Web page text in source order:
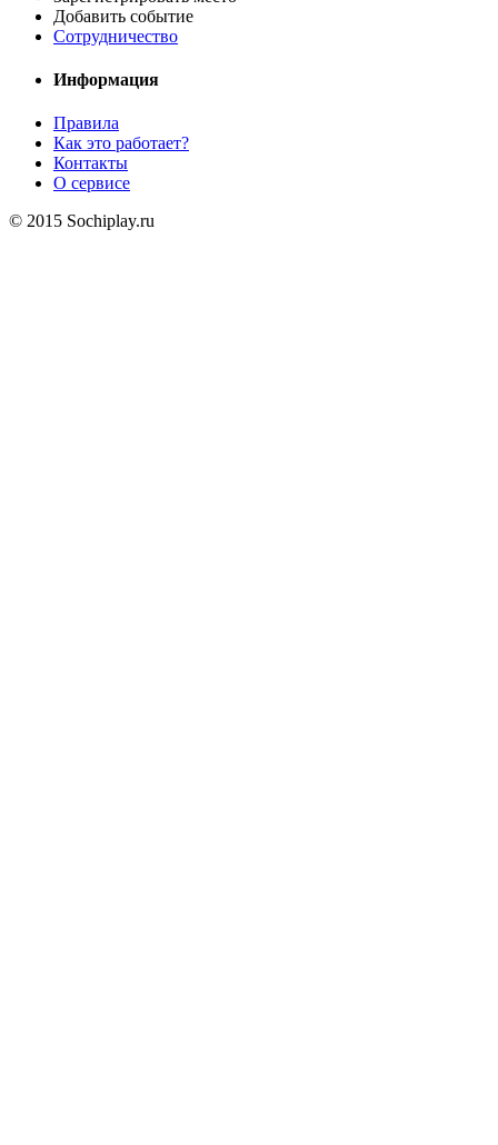
Добавить событие
Сотрудничество
Информация
Правила
Как это работает?
Контакты
О сервисе
© 2015 Sochiplay.ru